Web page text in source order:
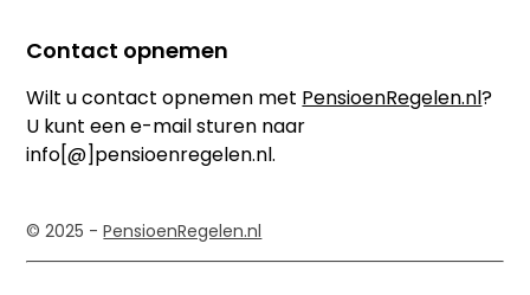
Contact opnemen
Wilt u contact opnemen met PensioenRegelen.nl?
U kunt een e-mail sturen naar
info[@]pensioenregelen.nl.
© 2025 -PensioenRegelen.nl